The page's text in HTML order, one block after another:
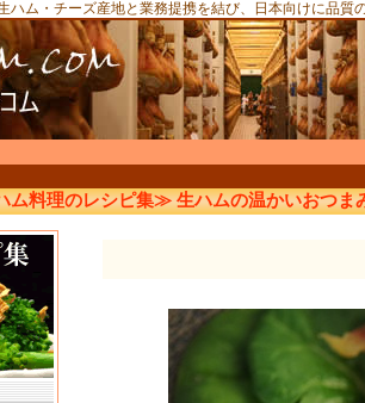
ハム・チーズ産地と業務提携を結び、日本向けに品
ム料理のレシピ集≫ 生ハムの温かいおつ